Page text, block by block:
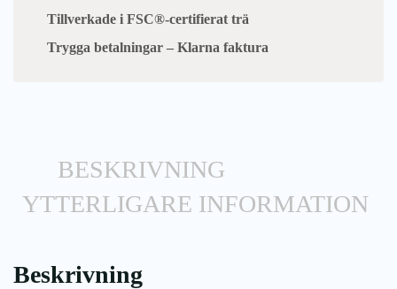
Tillverkade i FSC®-certifierat trä
Trygga betalningar – Klarna faktura
BESKRIVNING
YTTERLIGARE INFORMATION
Beskrivning